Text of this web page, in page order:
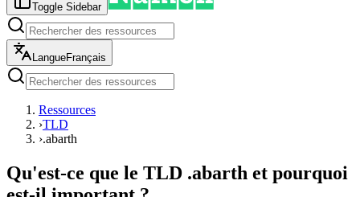
Toggle Sidebar
LangueFrançais
Ressources
›TLD
›.abarth
Qu'est-ce que le TLD .abarth et pourquoi